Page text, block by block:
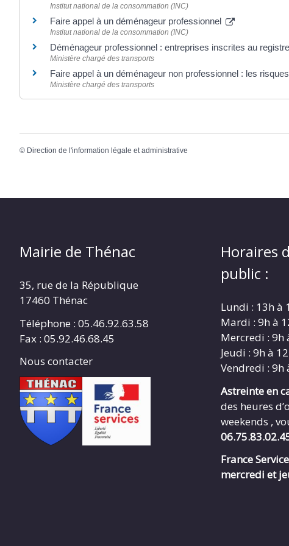
Institut national de la consommation (INC)
Faire appel à un déménageur professionnel
Institut national de la consommation (INC)
Déménageur professionnel : entreprises inscrites au
Ministère chargé des transports
Faire appel à un déménageur non professionnel : les risques
Ministère chargé des transports
© Direction de l'information légale et administrative
Mairie de Thénac
35, rue de la République
17460 Thénac
Téléphone : 05.46.92.63.58
Fax : 05.92.46.68.45
Nous contacter
Horaires
public :
Lundi : 13h à
Mardi : 9h à
Mercredi : 9h
Jeudi : 9h à
Vendredi : 9h
Astreinte en
des heures
weekends ,
France
mercredi et